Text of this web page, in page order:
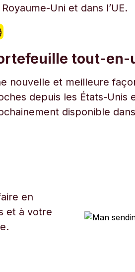
Uni et dans l’UE.
tout-en-
nouvelle et meilleure
depuis les États-Unis
disponible
en
et à votre